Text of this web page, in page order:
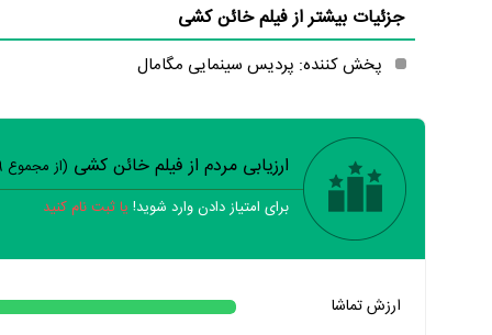
جزئیات بیشتر از فیلم خائن کشی
پخش کننده: پردیس سینمایی مگامال
خیر
ارزیابی مردم از فیلم خائن کشی (از مجموع
برای امتیاز دادن وارد شوید! یا ثبت نام کنید
ارزش تماشا